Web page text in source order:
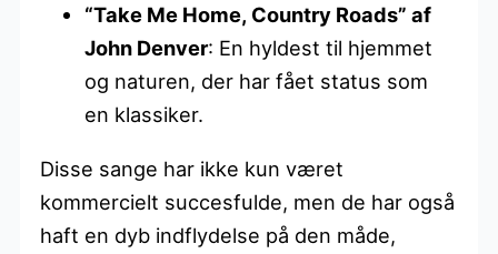
“Take Me Home, Country Roads” af
John Denver: En hyldest til hjemmet
og naturen, der har fået status som
en klassiker.
Disse sange har ikke kun været
kommercielt succesfulde, men de har også
haft en dyb indflydelse på den måde,